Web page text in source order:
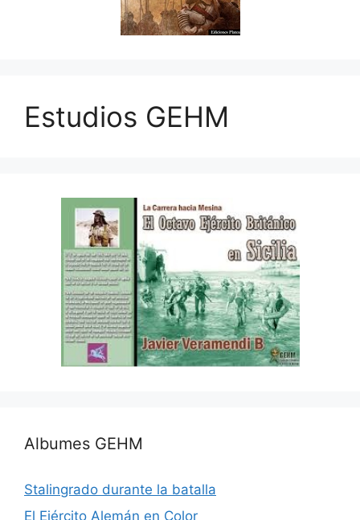
Estudios GEHM
Albumes GEHM
Stalingrado durante la batalla
El Ejército Alemán en Color